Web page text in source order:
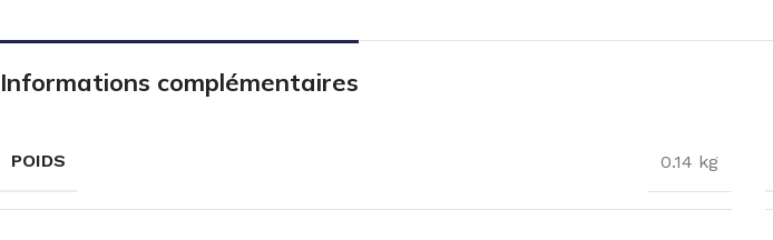
Informations complémentaires
POIDS 0.14 kg